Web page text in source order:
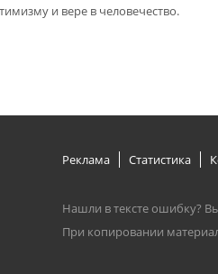
и вере в человечество.
Реклама Статистика
Нашли в тексте ошибку?
При копировании